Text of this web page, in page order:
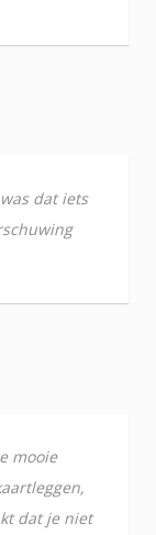
dat iets
mooie
dat je niet